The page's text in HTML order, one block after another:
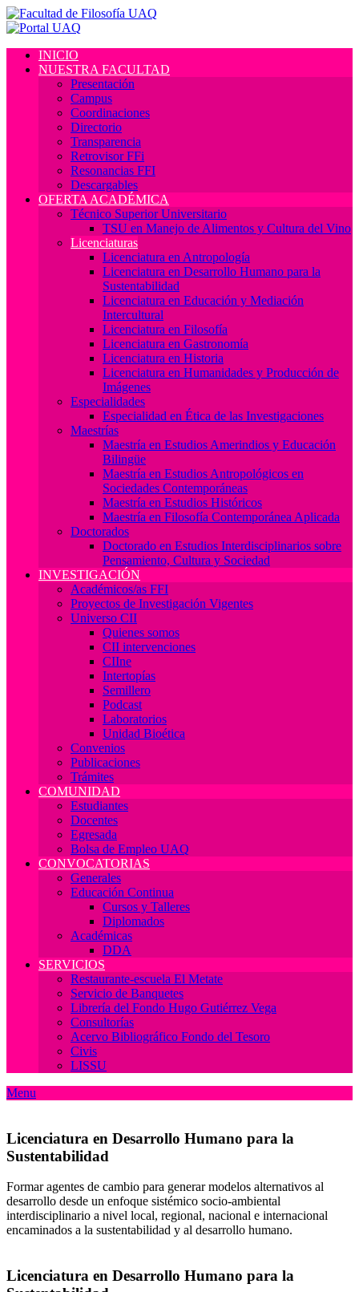
INICIO
NUESTRA FACULTAD
Presentación
Campus
Coordinaciones
Directorio
Transparencia
Retrovisor FFi
Resonancias FFI
Descargables
OFERTA ACADÉMICA
Técnico Superior Universitario
TSU en Manejo de Alimentos y Cultura del Vino
Licenciaturas
Licenciatura en Antropología
Licenciatura en Desarrollo Humano para la
Sustentabilidad
Licenciatura en Educación y Mediación
Intercultural
Licenciatura en Filosofía
Licenciatura en Gastronomía
Licenciatura en Historia
Licenciatura en Humanidades y Producción de
Imágenes
Especialidades
Especialidad en Ética de las Investigaciones
Maestrías
Maestría en Estudios Amerindios y Educación
Bilingüe
Maestría en Estudios Antropológicos en
Sociedades Contemporáneas
Maestría en Estudios Históricos
Maestría en Filosofía Contemporánea Aplicada
Doctorados
Doctorado en Estudios Interdisciplinarios sobre
Pensamiento, Cultura y Sociedad
INVESTIGACIÓN
Académicos/as FFI
Proyectos de Investigación Vigentes
Universo CII
Quienes somos
CII intervenciones
CIIne
Intertopías
Semillero
Podcast
Laboratorios
Unidad Bioética
Convenios
Publicaciones
Trámites
COMUNIDAD
Estudiantes
Docentes
Egresada
Bolsa de Empleo UAQ
CONVOCATORIAS
Generales
Educación Continua
Cursos y Talleres
Diplomados
Académicas
DDA
SERVICIOS
Restaurante-escuela El Metate
Servicio de Banquetes
Librería del Fondo Hugo Gutiérrez Vega
Consultorías
Acervo Bibliográfico Fondo del Tesoro
Civis
LISSU
Menu
Licenciatura en Desarrollo Humano para la
Sustentabilidad
Formar agentes de cambio para generar modelos alternativos al
desarrollo desde un enfoque sistémico socio-ambiental
interdisciplinario a nivel local, regional, nacional e internacional
encaminados a la sustentabilidad y al desarrollo humano.
Licenciatura en Desarrollo Humano para la